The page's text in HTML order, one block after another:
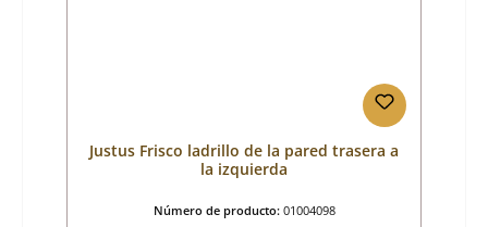
Justus Frisco ladrillo de la pared trasera a
la izquierda
Número de producto: 01004098